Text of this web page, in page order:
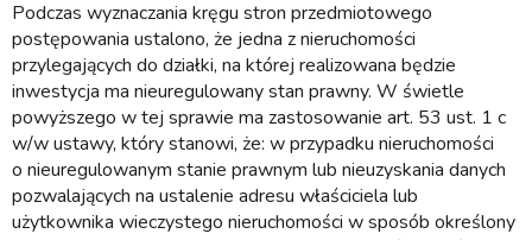
Podczas wyznaczania kręgu stron przedmiotowego
postępowania ustalono, że jedna z nieruchomości
przylegających do działki, na której realizowana będzie
inwestycja ma nieuregulowany stan prawny. W świetle
powyższego w tej sprawie ma zastosowanie art. 53 ust. 1 c
w/w ustawy, który stanowi, że: w przypadku nieruchomości
o nieuregulowanym stanie prawnym lub nieuzyskania danych
pozwalających na ustalenie adresu właściciela lub
użytkownika wieczystego nieruchomości w sposób określony